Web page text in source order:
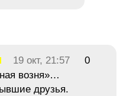
19 окт, 21:57
0
возня»…
друзья.